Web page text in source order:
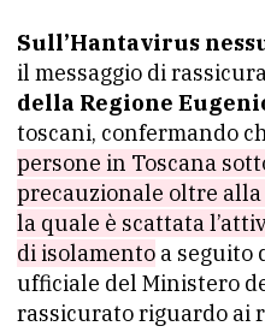
Sull’Hantavirus
il messaggio di
della Regione
toscani, confermando
persone in Toscana
precauzionale oltre
la quale è scattata
di isolamento a seguito
ufficiale del Ministero
rassicurato riguardo ai